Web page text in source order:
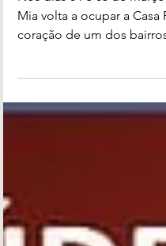
do livro Sete Ponto
Nos dias 04 e 05 de
coração de um dos